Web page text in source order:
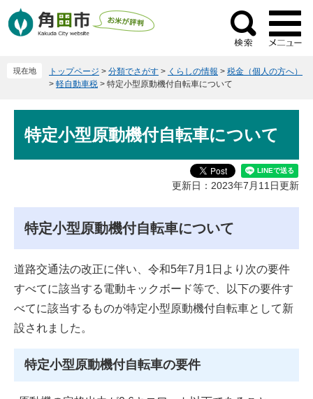
ー
ニ
検
索
現在地 トップページ > 分類でさがす > くらしの情報 > 税金（個人の方へ）
> 軽自動車税 > 特定小型原動機付自転車について
文特定小型原動機付自転車について
更新日：2023年7月11日更新
特定小型原動機付自転車について
道路交通法の改正に伴い、令和5年7月1日より次の要件
すべてに該当する電動キックボード等で、以下の要件す
べてに該当するものが特定小型原動機付自転車として新
設されました。
特定小型原動機付自転車の要件